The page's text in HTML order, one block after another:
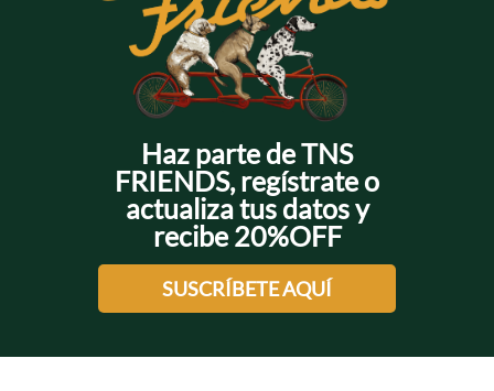
Haz parte de TNS
FRIENDS, regístrate o
actualiza tus datos y
recibe 20%OFF
SUSCRÍBETE AQUÍ